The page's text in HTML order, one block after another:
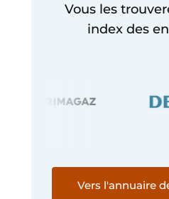
Vous les
index des
Vers l'annuaire